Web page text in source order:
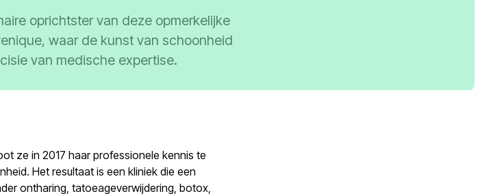
oprichtster van deze opmerkelijke
waar de kunst van schoonheid
van medische expertise.
ze in 2017 haar professionele kennis te
Het resultaat is een kliniek die een
ontharing, tatoeageverwijdering, botox,